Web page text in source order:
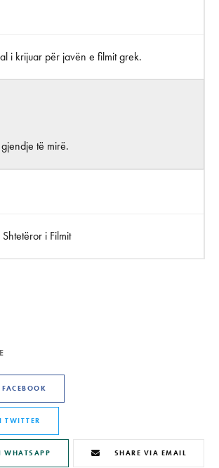
i krijuar për javën e filmit grek.
të mirë.
i Filmit
TWITTER
WHATSAPP SHARE VIA EMAIL